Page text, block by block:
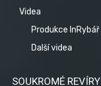
Videa
Produkce InRybář
Další videa
SOUKROMÉ REVÍRY